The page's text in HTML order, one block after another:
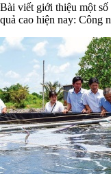
Bài viết giới thiệu một
quả cao hiện nay: Công